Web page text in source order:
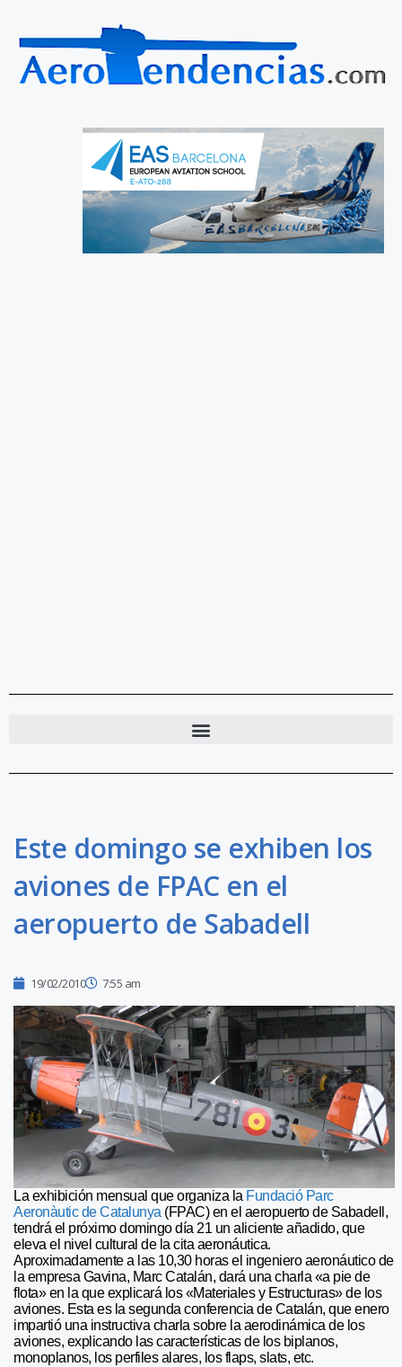
Este domingo se exhiben los
aviones de FPAC en el
aeropuerto de Sabadell
19/02/2010 7:55 am
La exhibición mensual que organiza la Fundació Parc
Aeronàutic de Catalunya (FPAC) en el aeropuerto de Sabadell,
tendrá el próximo domingo día 21 un aliciente añadido, que
eleva el nivel cultural de la cita aeronáutica.
Aproximadamente a las 10,30 horas el ingeniero aeronáutico de
la empresa Gavina, Marc Catalán, dará una charla «a pie de
flota» en la que explicará los «Materiales y Estructuras» de los
aviones. Esta es la segunda conferencia de Catalán, que enero
impartió una instructiva charla sobre la aerodinámica de los
aviones, explicando las características de los biplanos,
monoplanos, los perfiles alares, los flaps, slats, etc.